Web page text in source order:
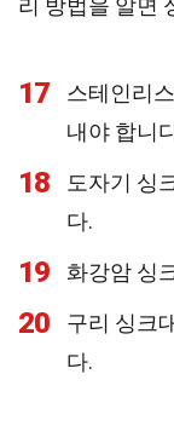
리 방법을 알면
17
스테인리
내야 합니
18
도자기 싱
다.
19 화강암 싱
20
구리 싱크
다.